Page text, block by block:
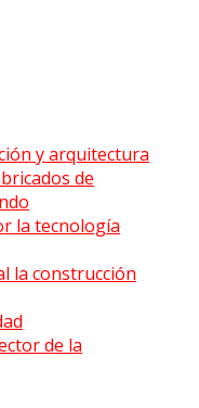
y arquitectura
de
la tecnología
la construcción
de la